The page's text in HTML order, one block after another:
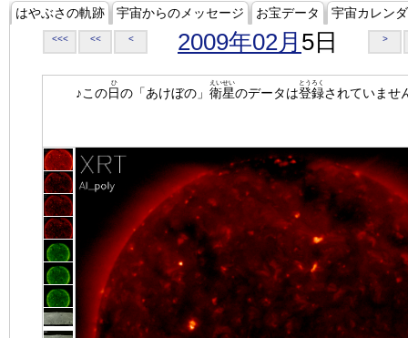
はやぶさの軌跡 宇宙からのメッセージ お宝データ 宇宙カレン
<<< << < 2009年02月 5日 >
♪この日
ひ
の「あけぼの」 衛星
えいせい
のデータは登録
とうろく
されていませ